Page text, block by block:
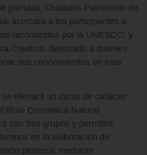
prendas; Ciudades Patrimonio de
acercará a los participantes a
reconocidos por la UNESCO; y
Creativa, destinado a quienes
sus conocimientos en esta
ofertará un curso de carácter
título Cosmética Natural
con tres grupos y permitirá
en la elaboración de
personal mediante